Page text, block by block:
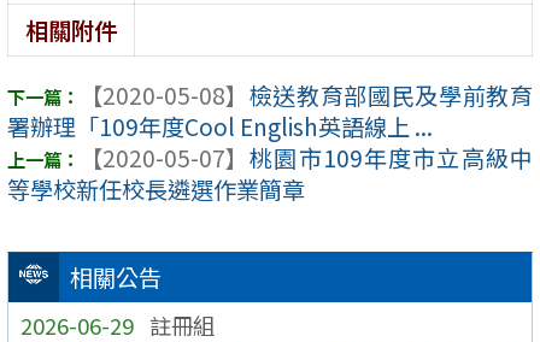
相關公告
2026-06-29 註冊組
相關附件
【2020-05-08】 檢送教育部國民及學前教育
署辦理「109年度Cool English英語線上 ...
【2020-05-07】 桃園市109年度市立高級中
等學校新任校長遴選作業簡章